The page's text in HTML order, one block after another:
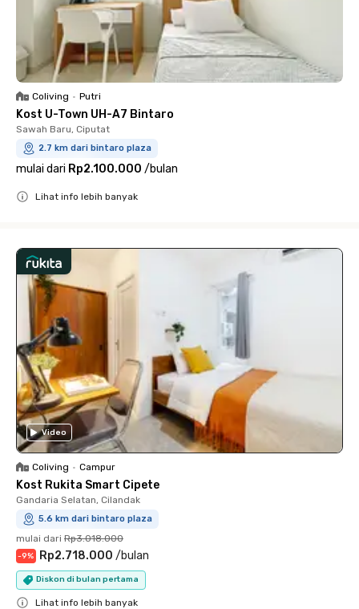
Coliving • Putri
Kost U-Town UH-A7 Bintaro
Sawah Baru, Ciputat
2.7 km dari bintaro plaza
mulai dari Rp2.100.000 /bulan
Lihat info lebih banyak
Video
Coliving • Campur
Kost Rukita Smart Cipete
Gandaria Selatan, Cilandak
5.6 km dari bintaro plaza
mulai dari Rp3.018.000
-9% Rp2.718.000 /bulan
Diskon di bulan pertama
Lihat info lebih banyak